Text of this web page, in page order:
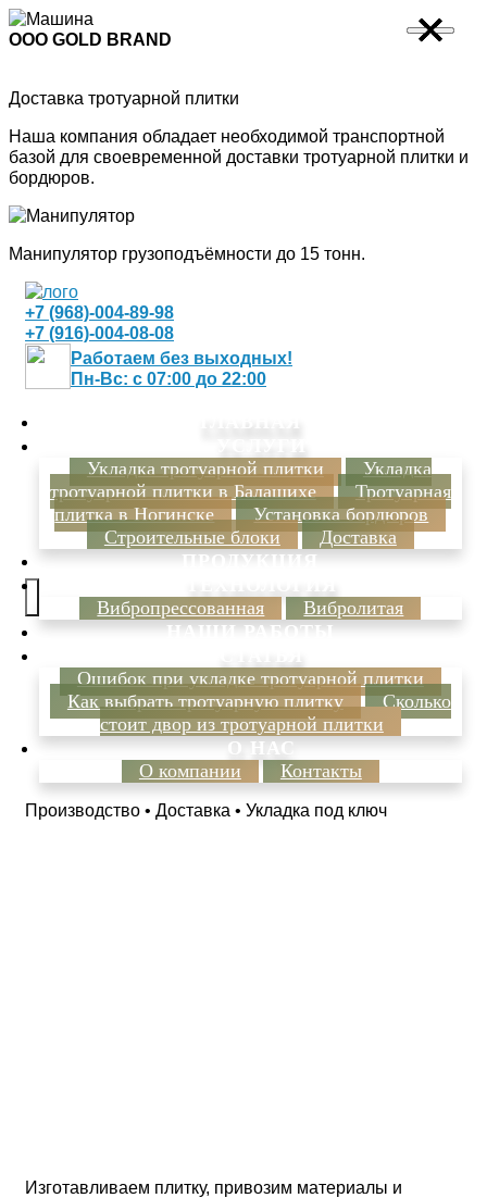
ООО GOLD BRAND
Доставка тротуарной плитки
Наша компания обладает необходимой транспортной
базой для своевременной доставки тротуарной плитки и
бордюров.
Манипулятор грузоподъёмности до 15 тонн.
+7 (968)-004-89-98
+7 (916)-004-08-08
Работаем без выходных!
Пн-Вс: с 07:00 до 22:00
Укладка тротуарной плитки
Укладка
тротуарной плитки в Балашихе
Тротуарная
плитка в Ногинске
Установка бордюров
Строительные блоки
Доставка
ПРОДУКЦИЯ
Вибропрессованная
Вибролитая
НАШИ РАБОТЫ
Ошибок при укладке тротуарной плитки
Как выбрать тротуарную плитку
Сколько
стоит двор из тротуарной плитки
О НАС
О компании
Контакты
Производство • Доставка • Укладка под ключ
Изготавливаем плитку, привозим материалы и
×
×
×
×